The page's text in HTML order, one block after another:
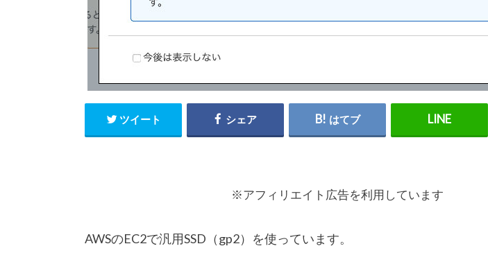
ツイート シェア はてブ
※アフィリエイト広告を利用しています
AWSのEC2で汎用SSD（gp2）を使っています。